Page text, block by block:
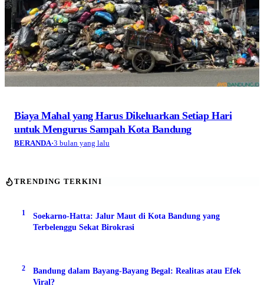
Biaya Mahal yang Harus Dikeluarkan Setiap Hari
untuk Mengurus Sampah Kota Bandung
BERANDA·3 bulan yang lalu
TRENDING TERKINI
1
Soekarno-Hatta: Jalur Maut di Kota Bandung yang
Terbelenggu Sekat Birokrasi
2
Bandung dalam Bayang-Bayang Begal: Realitas atau Efek
Viral?